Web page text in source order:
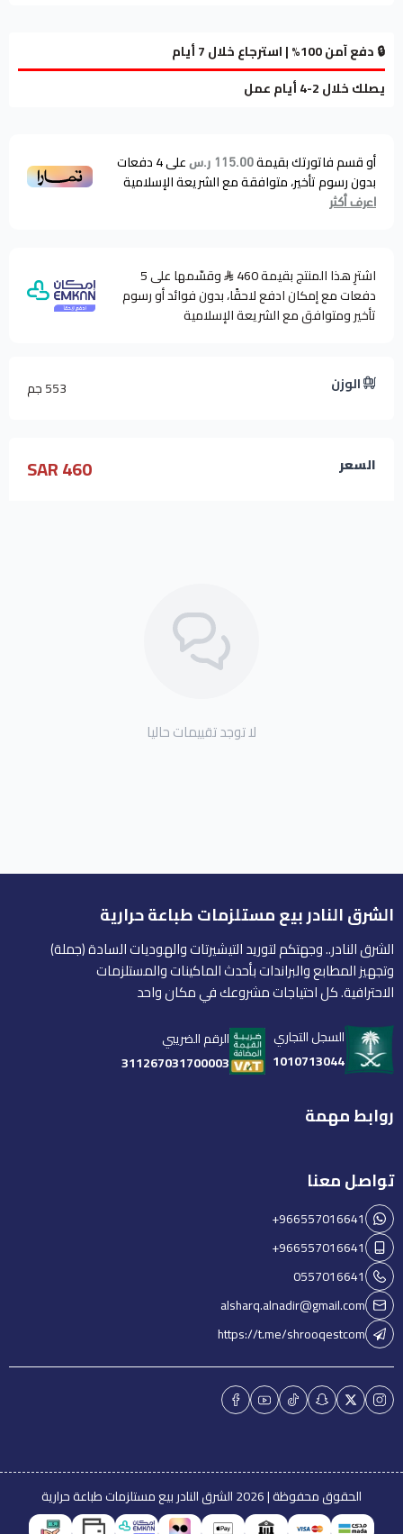
🔒 دفع آمن 100% | استرجاع خلال 7 أيام
يصلك خلال 2-4 أيام عمل
أو قسم فاتورتك بقيمة115.00 ر.س على4دفعات
بدون رسوم تأخير، متوافقة مع الشريعة الإسلامية
اعرف أكثر
اشترِ هذا المنتج بقيمة 460
وقسّمها على 5
دفعات مع إمكان ادفع لاحقًا، بدون فوائد أو رسوم
تأخير ومتوافق مع الشريعة الإسلامية
الوزن 553 جم
السعر 460 SAR
لا توجد تقييمات حاليا
الشرق النادر بيع مستلزمات طباعة حرارية
الشرق النادر.. وجهتكم لتوريد التيشيرتات والهوديات السادة (جملة)
وتجهيز المطابع والبراندات بأحدث الماكينات والمستلزمات
الاحترافية. كل احتياجات مشروعك في مكان واحد
السجل التجاري
1010713044
الرقم الضريبي
311267031700003
روابط مهمة
تواصل معنا
+966557016641
+966557016641
0557016641
alsharq.alnadir@gmail.com
https://t.me/shrooqestcom
الحقوق محفوظة | 2026 الشرق النادر بيع مستلزمات طباعة حرارية